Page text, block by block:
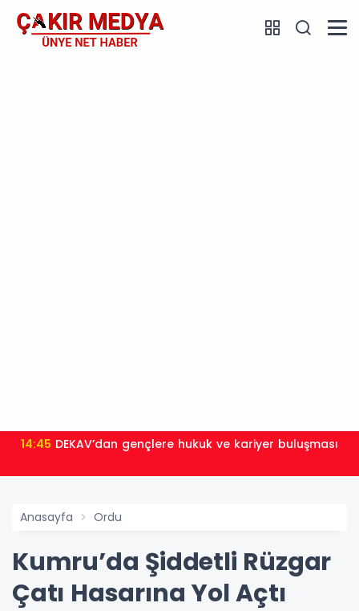
14:45 DEKAV’dan gençlere hukuk ve kariyer buluşması
Anasayfa Ordu
Kumru’da Şiddetli Rüzgar
Çatı Hasarına Yol Açtı